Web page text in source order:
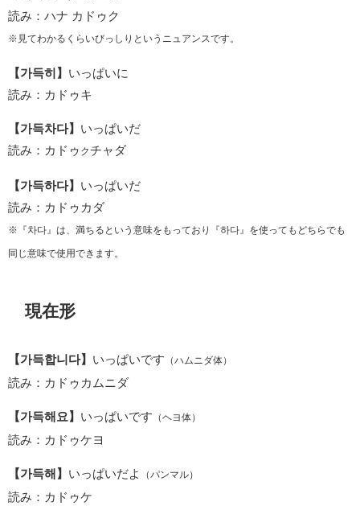
読み：ハナ カドゥク
※見てわかるくらいびっしりというニュアンスです。
【가득히】 いっぱいに
読み：カドゥキ
【가득차다】 いっぱいだ
読み：カドゥ クチャダ
【가득하다】 いっぱいだ
読み：カドゥカダ
※『차다』は、満ちるという意味をもっており『하다』を使ってもどちらでも
同じ意味で使用できます。
現在形
【가득합니다】 いっぱいです （ハムニダ体）
読み：カドゥカムニダ
【가득해요】 いっぱいです （ヘヨ体）
読み：カドゥケヨ
【가득해】 いっぱいだよ （パンマル）
読み：カドゥケ